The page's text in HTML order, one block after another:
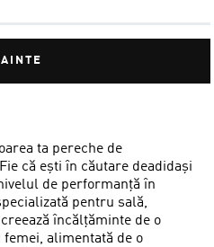
ta pereche de
că ești în căutare deadidași
de performanță în
pentru sală,
încălțăminte de o
alimentată de o